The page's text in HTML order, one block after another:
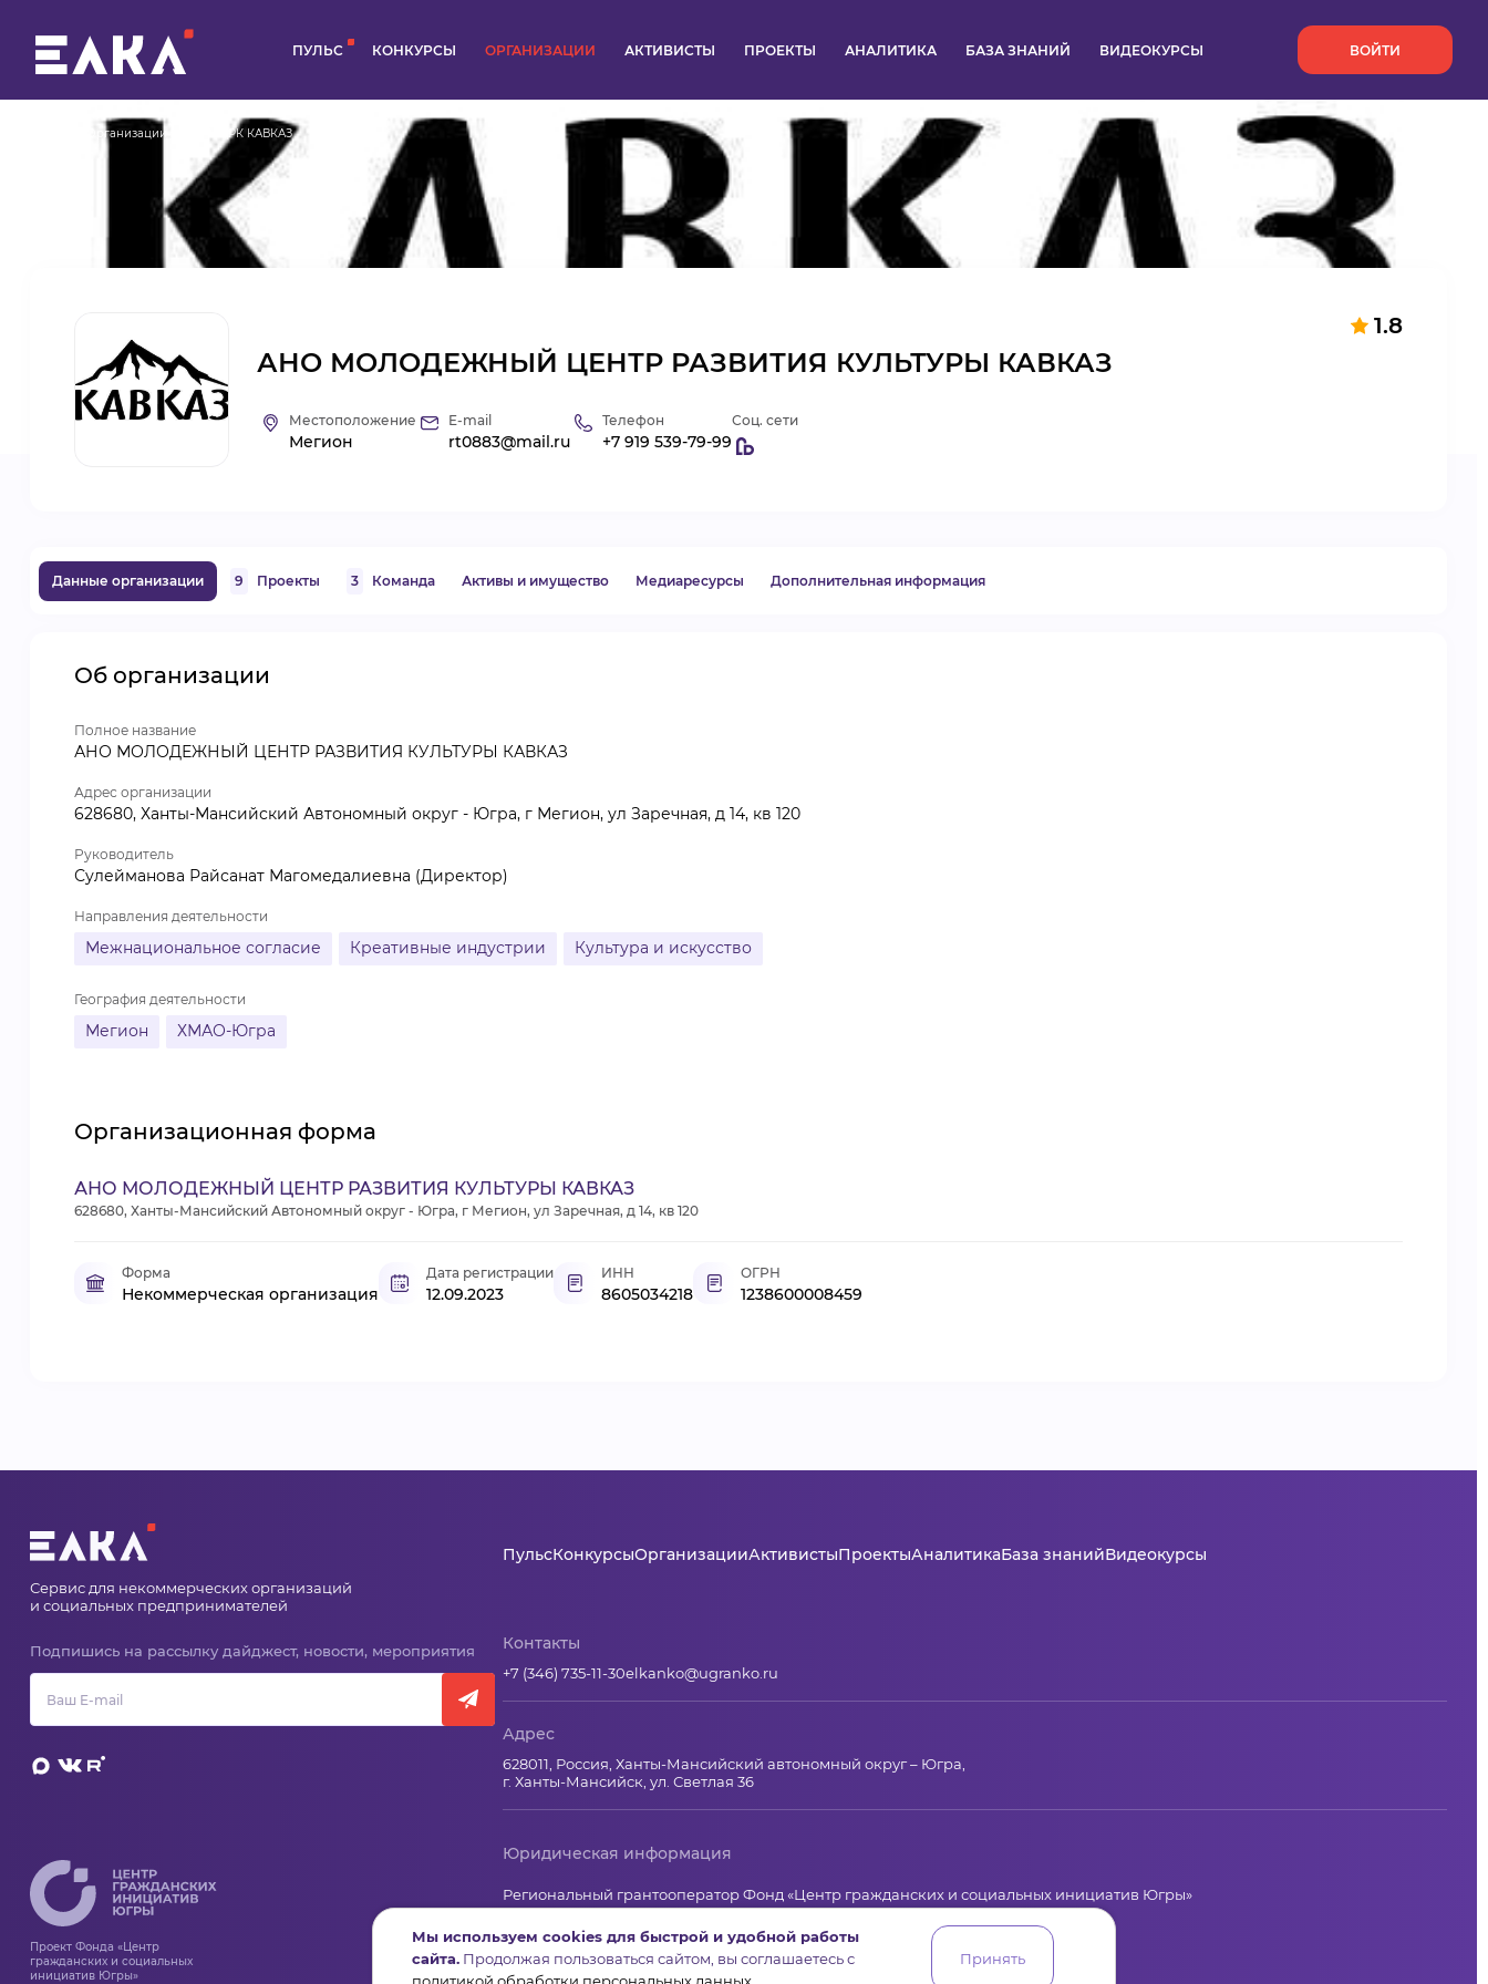
ПУЛЬС КОНКУРСЫ ОРГАНИЗАЦИИ АКТИВИСТЫ ПРОЕКТЫ АНАЛИТИКА БАЗА ЗНАНИЙ ВИДЕОКУРСЫ ВОЙТИ
ПУЛЬС
КОНКУРСЫ
ОРГАНИЗАЦИИ
ПРОЕКТЫ
АНАЛИТИКА
Организации АНО МЦРК КАВКАЗ
1.8
АНО МОЛОДЕЖНЫЙ ЦЕНТР РАЗВИТИЯ КУЛЬТУРЫ КАВКАЗ
Местоположение
Мегион
E-mail
rt0883@mail.ru
Телефон
+7 919 539-79-99
Соц. сети
Данные организации 9 Проекты 3 Команда Активы и имущество Медиаресурсы Дополнительная информация
Об организации
Полное название
АНО МОЛОДЕЖНЫЙ ЦЕНТР РАЗВИТИЯ КУЛЬТУРЫ КАВКАЗ
Адрес организации
628680, Ханты-Мансийский Автономный округ - Югра, г Мегион, ул Заречная, д 14, кв 120
Руководитель
Сулейманова Райсанат Магомедалиевна (Директор)
Направления деятельности
Межнациональное согласие Креативные индустрии Культура и искусство
География деятельности
Мегион ХМАО-Югра
Организационная форма
АНО МОЛОДЕЖНЫЙ ЦЕНТР РАЗВИТИЯ КУЛЬТУРЫ КАВКАЗ
628680, Ханты-Мансийский Автономный округ - Югра, г Мегион, ул Заречная, д 14, кв 120
Форма
Некоммерческая организация
Дата регистрации
12.09.2023
ИНН
8605034218
ОГРН
1238600008459
Сервис для некоммерческих организаций
и социальных предпринимателей
Подпишись на рассылку дайджест, новости, мероприятия
Проект Фонда «Центр
гражданских и социальных
инициатив Югры»
ПульсКонкурсыОрганизацииАктивистыПроектыАналитикаБаза знанийВидеокурсы
Контакты
+7 (346) 735-11-30elkanko@ugranko.ru
Адрес
628011, Россия, Ханты-Мансийский автономный округ – Югра,
г. Ханты-Мансийск, ул. Светлая 36
Юридическая информация
Региональный грантооператор Фонд «Центр гражданских и социальных инициатив Югры»
ИНН 8601065590, КПП 860101001
ОГРН 1178600001645 от 14 ноября 2017 г.
Мы используем cookies для быстрой и удобной работы
сайта. Продолжая пользоваться сайтом, вы соглашаетесь с
Принять